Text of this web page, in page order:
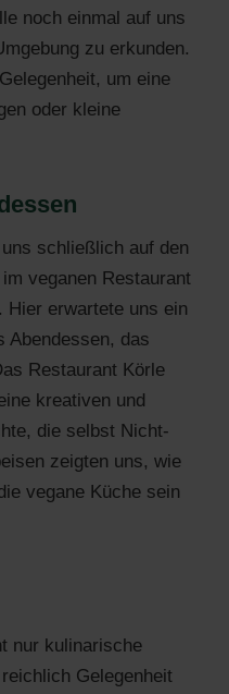
noch einmal auf uns
zu erkunden.
um eine
oder kleine
schließlich auf den
veganen Restaurant
Hier erwartete uns ein
Abendessen, das
Restaurant Körle
kreativen und
die selbst Nicht-
zeigten uns, wie
vegane Küche sein
nur kulinarische
Gelegenheit